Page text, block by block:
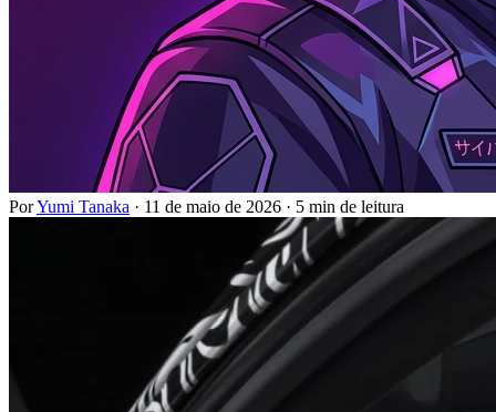
PorYumi Tanaka · 11 de maio de 2026 · 5 min de leitura